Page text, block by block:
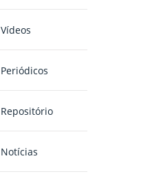
Vídeos
Periódicos
Repositório
Notícias